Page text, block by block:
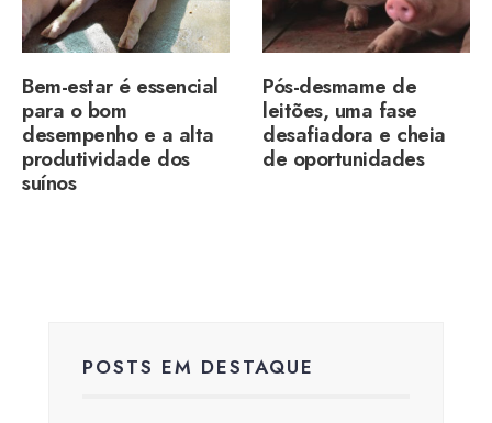
Bem-estar é essencial
para o bom
desempenho e a alta
produtividade dos
suínos
Pós-desmame de
leitões, uma fase
desafiadora e cheia
de oportunidades
POSTS EM DESTAQUE